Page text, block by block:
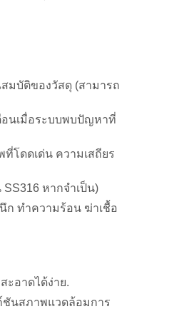
มบัติของวัสดุ (สามารถ
อนเมื่อระบบพบปัญหาที่
โดดเด่น ความเสถียร
หากจำเป็น)
ก ทำความร้อน ฆ่าเชื้อ
ะอาดได้ง่าย.
ชันสภาพแวดล้อมการ